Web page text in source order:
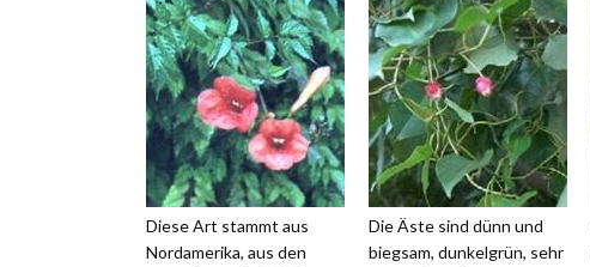
Diese Art stammt aus
Nordamerika, aus den
Die Äste sind dünn und
biegsam, dunkelgrün, sehr